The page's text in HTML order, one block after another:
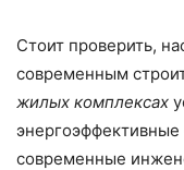
Стоит проверить,
современным
жилых комплексах
современные